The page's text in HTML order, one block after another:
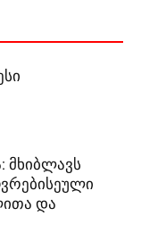
და